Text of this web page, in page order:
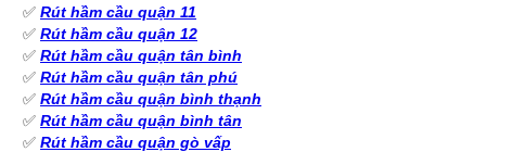
✅ Rút hầm cầu quận 11
✅ Rút hầm cầu quận 12
✅ Rút hầm cầu quận tân bình
✅ Rút hầm cầu quận tân phú
✅ Rút hầm cầu quận bình thạnh
✅ Rút hầm cầu quận bình tân
✅ Rút hầm cầu quận gò vấp